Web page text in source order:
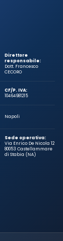
Direttore
responsabile:
Dott. Francesco
CECORO
CF/P. IVA:
10464981215
Napoli
Sede operativa:
Via Enrico De Nicola 12
80053 Castellammare
di Stabia (NA)